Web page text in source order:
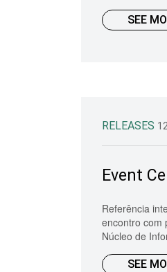
SEE
RELEASES
Event
Referência
encontro com
Núcleo de
SEE